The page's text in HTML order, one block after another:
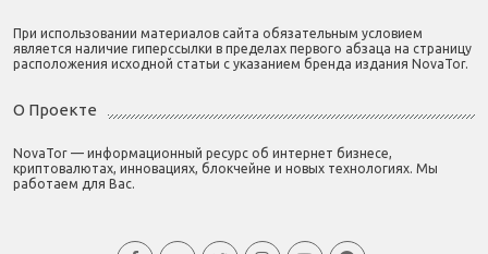
При использовании материалов сайта обязательным условием
является наличие гиперссылки в пределах первого абзаца на страницу
расположения исходной статьи с указанием бренда издания NovaTor.
О Проекте
NovaTor — информационный ресурс об интернет бизнесе,
криптовалютах, инновациях, блокчейне и новых технологиях. Мы
работаем для Вас.